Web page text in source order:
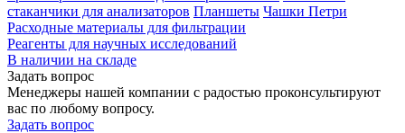
стаканчики для анализаторов Планшеты Чашки Петри
Расходные материалы для фильтрации
Реагенты для научных исследований
В наличии на складе
Задать вопрос
Менеджеры нашей компании с радостью проконсультируют
вас по любому вопросу.
Задать вопрос